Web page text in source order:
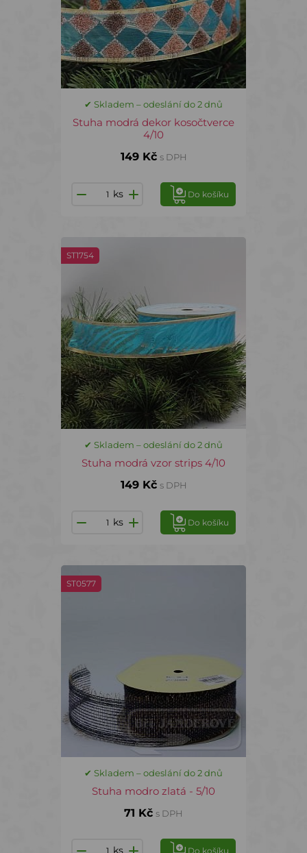
✔ Skladem – odeslání do 2 dnů
Stuha modrá dekor kosočtverce
4/10
149 Kč s DPH
ks Do košíku
ST1754
✔ Skladem – odeslání do 2 dnů
Stuha modrá vzor strips 4/10
149 Kč s DPH
ks Do košíku
ST0577
✔ Skladem – odeslání do 2 dnů
Stuha modro zlatá - 5/10
71 Kč s DPH
ks Do košíku